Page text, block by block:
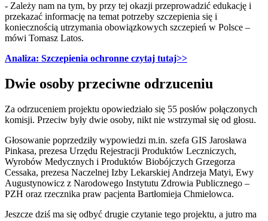
- Zależy nam na tym, by przy tej okazji przeprowadzić edukację i
przekazać informację na temat potrzeby szczepienia się i
koniecznością utrzymania obowiązkowych szczepień w Polsce –
mówi Tomasz Latos.
Analiza: Szczepienia ochronne czytaj tutaj>>
Dwie osoby przeciwne odrzuceniu
Za odrzuceniem projektu opowiedziało się 55 posłów połączonych
komisji. Przeciw były dwie osoby, nikt nie wstrzymał się od głosu.
Głosowanie poprzedziły wypowiedzi m.in. szefa GIS Jarosława
Pinkasa, prezesa Urzędu Rejestracji Produktów Leczniczych,
Wyrobów Medycznych i Produktów Biobójczych Grzegorza
Cessaka, prezesa Naczelnej Izby Lekarskiej Andrzeja Matyi, Ewy
Augustynowicz z Narodowego Instytutu Zdrowia Publicznego –
PZH oraz rzecznika praw pacjenta Bartłomieja Chmielowca.
Jeszcze dziś ma się odbyć drugie czytanie tego projektu, a jutro ma